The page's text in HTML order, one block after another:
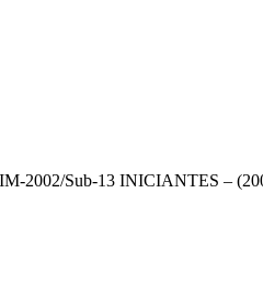
2002/Sub-13 INICIANTES –